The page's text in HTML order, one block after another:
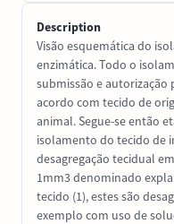
Description
Visão esquemática do
enzimática. Todo o
submissão e
acordo com tecido de
animal. Segue-se então
isolamento do tecido de
desagregação tecidual
1mm3 denominado
tecido (1), estes são
exemplo com uso de